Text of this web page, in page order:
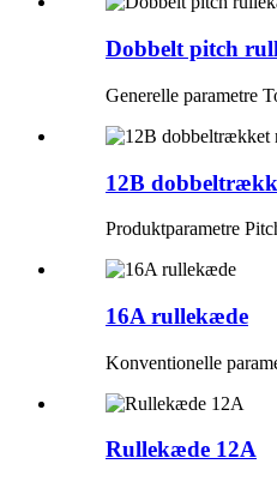
Dobbelt pitch
Generelle parametre
12B
Produktparametre
16A rullekæde
Konventionelle
Rullekæde 12A